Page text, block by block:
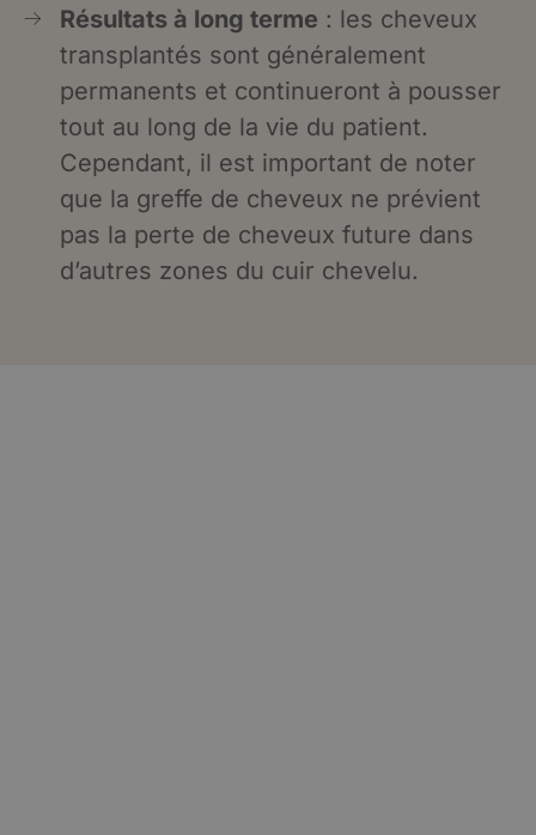
Résultats à long terme : les cheveux
transplantés sont généralement
permanents et continueront à pousser
tout au long de la vie du patient.
Cependant, il est important de noter
que la greffe de cheveux ne prévient
pas la perte de cheveux future dans
d’autres zones du cuir chevelu.